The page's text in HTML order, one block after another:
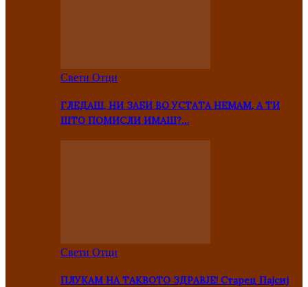
Свети Отци
ГЛЕДАШ, НИ ЗАБИ ВО УСТАТА НЕМАМ, А ТИ
ШТО ПОМИСЛИ ИМАШ?…
Свети Отци
ПЛУКАМ НА ТАКВОТО ЗДРАВЈЕ! Старец Пајсиј